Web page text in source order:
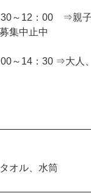
～12：00 ⇒親子
集中止中
～14：30 ⇒大人
オル、水筒